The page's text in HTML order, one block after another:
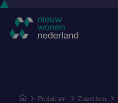
Projecten Zaandam